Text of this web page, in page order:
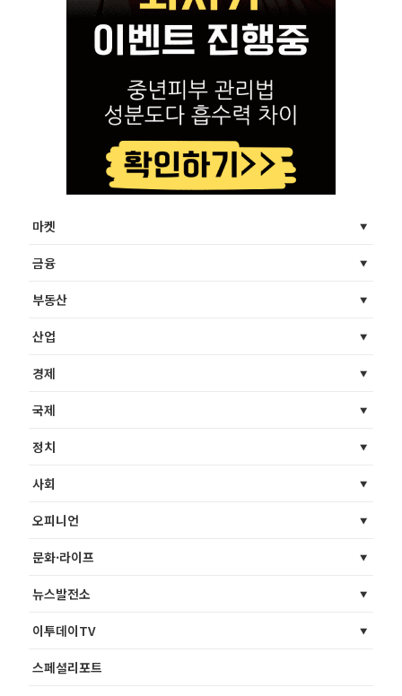
마켓
금융
부동산
산업
경제
국제
정치
사회
오피니언
문화·라이프
뉴스발전소
이투데이TV
스페셜리포트